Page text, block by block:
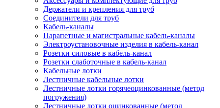
Держатели и крепления для труб
Соединители для труб
Кабель-каналы
Парапетные и магистральные кабель-каналы
Электроустановочные изделия в кабель-канал
Розетки силовые в кабель-канал
Розетки слаботочные в кабель-канал
Кабельные лотки
Лестничные кабельные лотки
Лестничные лотки горячеоцинкованные (метод
погружения)
Лестничные лотки оцинкованные (метод